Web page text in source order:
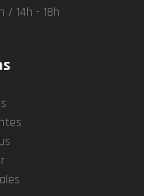
/ 14h - 18h